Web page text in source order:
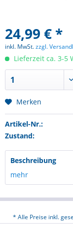
24,99 € *
inkl. MwSt.zzgl.
Lieferzeit ca. 3-5
Merken
Artikel-Nr.:
Zustand:
Beschreibung
mehr
* Alle Preise inkl.